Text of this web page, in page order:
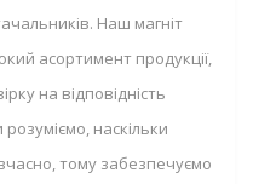
Наш магніт
асортимент продукції,
на відповідність
наскільки
тому забезпечуємо